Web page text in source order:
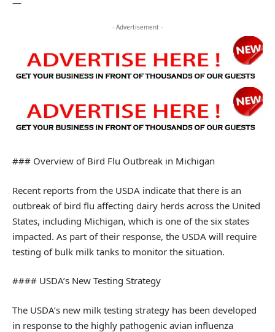
- Advertisement -
### Overview of Bird Flu Outbreak in Michigan
Recent reports from the USDA indicate that there is an
outbreak of bird flu affecting dairy herds across the United
States, including Michigan, which is one of the six states
impacted. As part of their response, the USDA will require
testing of bulk milk tanks to monitor the situation.
#### USDA’s New Testing Strategy
The USDA’s new milk testing strategy has been developed
in response to the highly pathogenic avian influenza